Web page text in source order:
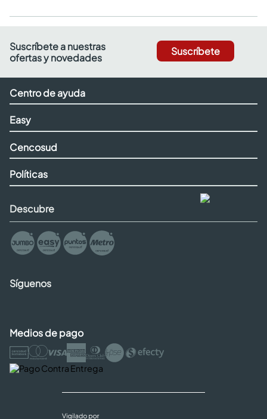
Suscríbete a nuestras
ofertas y novedades
Suscríbete
Centro de ayuda
Easy
Cencosud
Políticas
Descubre
Síguenos
Medios de pago